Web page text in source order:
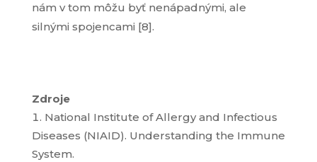
nám v tom môžu byť nenápadnými, ale
silnými spojencami [8].
Zdroje
National Institute of Allergy and Infectious
Diseases (NIAID). Understanding the Immune
System.